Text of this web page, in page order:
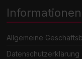
Informationen
Allgemeine
Datenschutzerklärung